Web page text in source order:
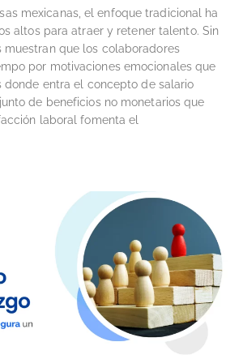
mexicanas, el enfoque tradicional ha
altos para atraer y retener talento. Sin
muestran que los colaboradores
por motivaciones emocionales que
donde entra el concepto de salario
de beneficios no monetarios que
laboral fomenta el